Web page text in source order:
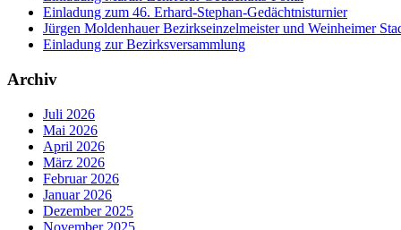
Einladung zum 46. Erhard-Stephan-Gedächtnisturnier
Jürgen Moldenhauer Bezirkseinzelmeister und Weinheimer
Einladung zur Bezirksversammlung
Archiv
Juli 2026
Mai 2026
April 2026
März 2026
Februar 2026
Januar 2026
Dezember 2025
November 2025